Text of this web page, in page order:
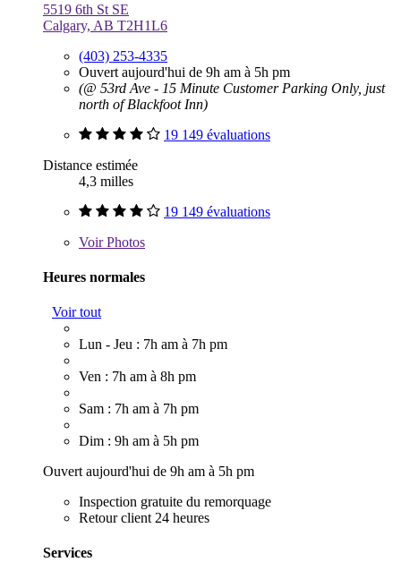
5519 6th St SE
Calgary, AB T2H1L6
(403) 253-4335
Ouvert aujourd'hui de 9h am à 5h pm
(@ 53rd Ave - 15 Minute Customer Parking Only, just
north of Blackfoot Inn)
19 149 évaluations
Distance estimée
4,3 milles
19 149 évaluations
VoirPhotos
Heures normales
Voir tout
Lun - Jeu : 7h am à 7h pm
Ven : 7h am à 8h pm
Sam : 7h am à 7h pm
Dim : 9h am à 5h pm
Ouvert aujourd'hui de 9h am à 5h pm
Inspection gratuite du remorquage
Retour client 24 heures
Services